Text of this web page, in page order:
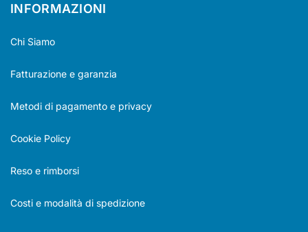
INFORMAZIONI
Chi Siamo
Fatturazione e garanzia
Metodi di pagamento e privacy
Cookie Policy
Reso e rimborsi
Costi e modalità di spedizione